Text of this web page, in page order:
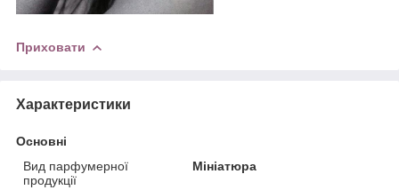
Приховати
Характеристики
Основні
Вид парфумерної
продукції
Мініатюра